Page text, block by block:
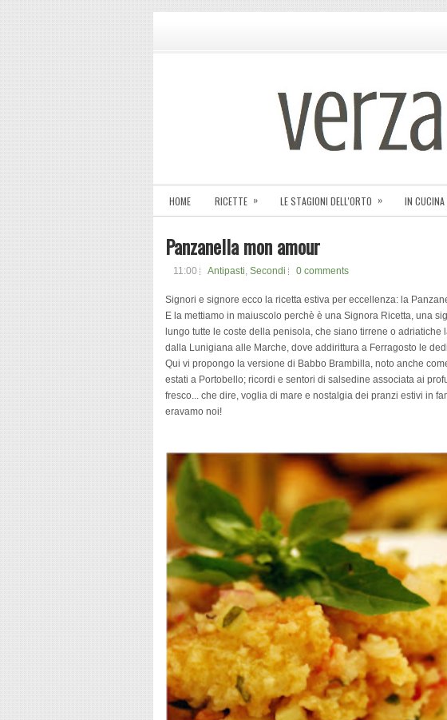
HOME RICETTE » LE STAGIONI DELL'ORTO » IN CUCINA
Panzanella mon amour
11:00 Antipasti, Secondi 0 comments
Signori e signore ecco la ricetta estiva per eccellenza: la
E la mettiamo in maiuscolo perchè è una Signora Ricetta, una
lungo tutte le coste della penisola, che siano tirrene o
dalla Lunigiana alle Marche, dove addirittura a Ferragosto le
Qui vi propongo la versione di Babbo Brambilla, noto anche
estati a Portobello; ricordi e sentori di salsedine associata ai
fresco... che dire, voglia di mare e nostalgia dei pranzi estivi in
eravamo noi!